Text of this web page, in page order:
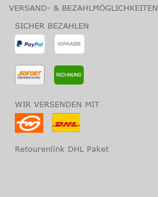
VERSAND- & BEZAHLMÖGLICHKEITEN
SICHER BEZAHLEN
WIR VERSENDEN MIT
Retourenlink DHL Paket